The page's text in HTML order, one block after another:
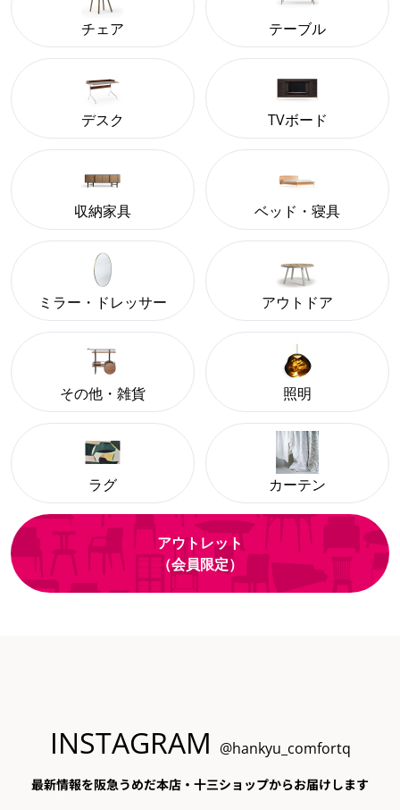
チェア テーブル
デスク TVボード
収納家具 ベッド・寝具
ミラー・ドレッサー アウトドア
その他・雑貨 照明
ラグ カーテン
アウトレット
（会員限定）
INSTAGRAM @hankyu_comfortq
最新情報を阪急うめだ本店・十三ショップからお届けします